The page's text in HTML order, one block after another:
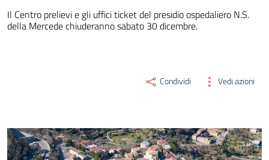
Il Centro prelievi e gli uffici ticket del presidio ospedaliero N.S.
della Mercede chiuderanno sabato 30 dicembre.
Condividi Vedi azioni